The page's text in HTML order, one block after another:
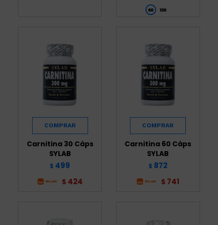
Carnitina 30 Cáps
SYLAB
$ 499
$ 424
Carnitina 60 Cáps
SYLAB
$ 872
$ 741